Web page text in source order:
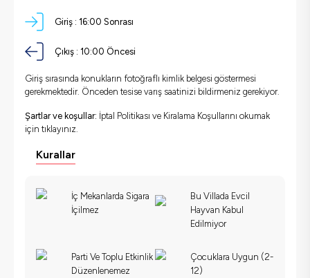
Giriş : 16:00 Sonrası
Çıkış : 10:00 Öncesi
Giriş sırasında konukların fotoğraflı kimlik belgesi göstermesi
gerekmektedir. Önceden tesise varış saatinizi bildirmeniz gerekiyor.
Şartlar ve koşullar: İptal Politikası ve Kiralama Koşullarını okumak
için tıklayınız.
Kurallar
İç Mekanlarda Sigara
İçilmez
Bu Villada Evcil
Hayvan Kabul
Edilmiyor
Parti Ve Toplu Etkinlik
Düzenlenemez
Çocuklara Uygun (2-
12)